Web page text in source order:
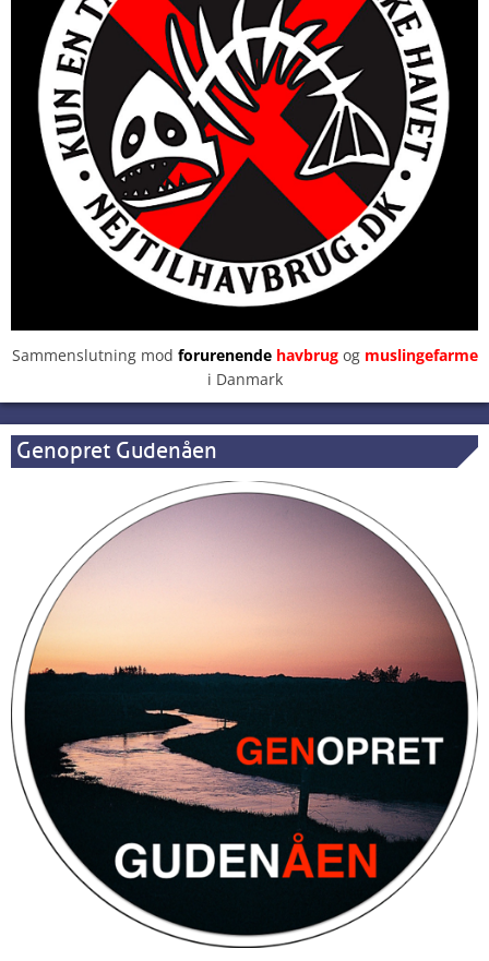
Sammenslutning mod forurenendehavbrugog muslingefarme
i Danmark
Genopret Gudenåen